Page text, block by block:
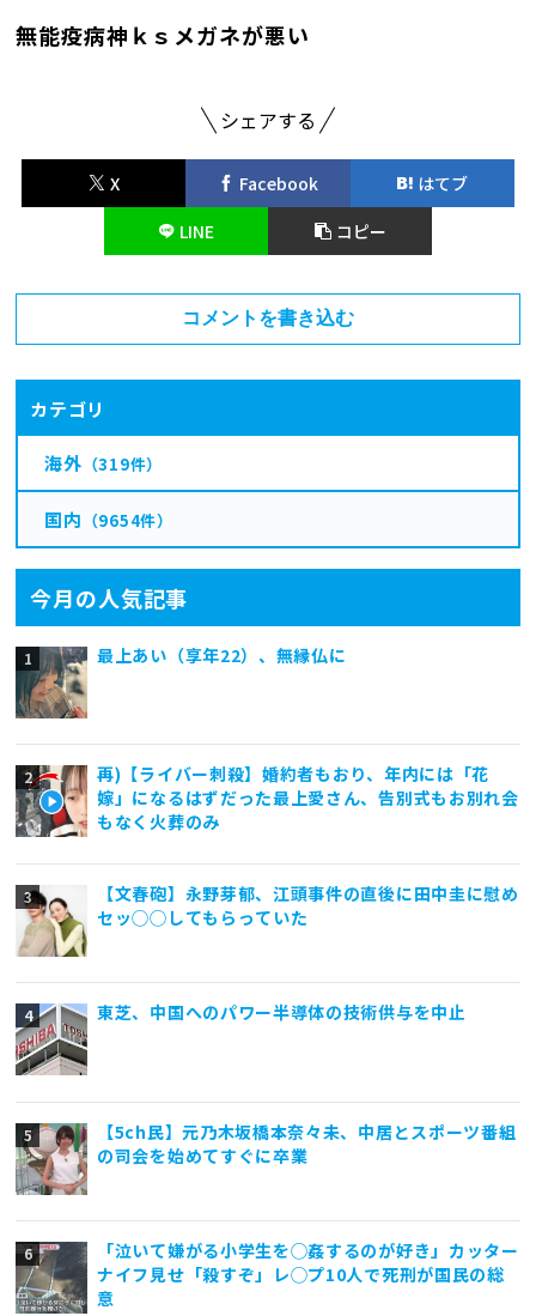
無能疫病神ｋｓメガネが悪い
シェアする
X Facebook
はてブ
LINE
コピー
コメントを書き込む
カテゴリ
海外 （319件）
国内 （9654件）
今月の人気記事
最上あい（享年22）、無縁仏に
再)【ライバー刺殺】婚約者もおり、年内には「花
嫁」になるはずだった最上愛さん、告別式もお別れ会
もなく火葬のみ
【文春砲】永野芽郁、江頭事件の直後に田中圭に慰め
セッ◯◯してもらっていた
東芝、中国へのパワー半導体の技術供与を中止
【5ch民】元乃木坂橋本奈々未、中居とスポーツ番組
の司会を始めてすぐに卒業
「泣いて嫌がる小学生を◯姦するのが好き」カッター
ナイフ見せ「殺すぞ」レ◯プ10人で死刑が国民の総
意